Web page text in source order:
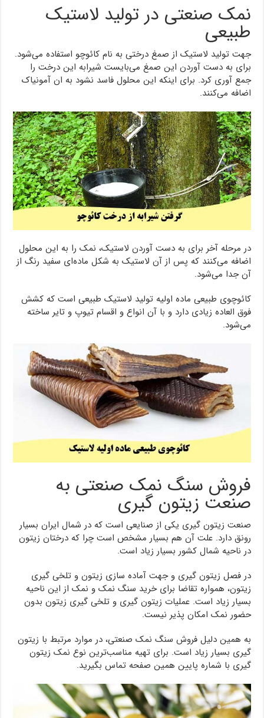
نمک صنعتی در تولید لاستیک
طبیعی
جهت تولید لاستیک از صمغ درختی به نام کائوچو استفاده می‌شود.
برای به دست آوردن این صمغ می‌بایست شیرابه این درخت را
جمع آوری کرد. برای اینکه این محلول فاسد نشود به ان آمونیاک
اضافه می‌کنند.
در مرحله آخر برای به دست آوردن لاستیک، نمک را به این محلول
اضافه می‌کنند که پس از آن لاستیک به شکل ماده‌ای سفید رنگ از
آن جدا می‌شود.
کائوچوی طبیعی ماده اولیه تولید لاستیک طبیعی است که کشش
فوق العاده زیادی دارد و با آن انواع و اقسام تیوپ و تایر ساخته
می‌شود.
فروش سنگ نمک صنعتی به
صنعت زیتون گیری
صنعت زیتون گیری یکی از صنایعی است که در شمال ایران بسیار
رونق دارد. علت آن هم بسیار مشخص است چرا که درختان زیتون
در ناحیه شمال کشور بسیار زیاد است.
در فصل زیتون گیری و جهت آماده سازی زیتون و تلخی‌ گیری
زیتون، همواره تقاضا برای خرید سنگ نمک و نمک از این ناحیه
بسیار زیاد است. عملیات زیتون گیری و تلخی گیری زیتون بدون
حضور نمک امکان پذیر نیست.
به همین دلیل فروش سنگ نمک صنعتی، در موارد مرتبط با زیتون
گیری بسیار زیاد است. برای تهیه مناسب‌ترین نوع نمک زیتون
گیری با شماره پایین همین صفحه تماس بگیرید.